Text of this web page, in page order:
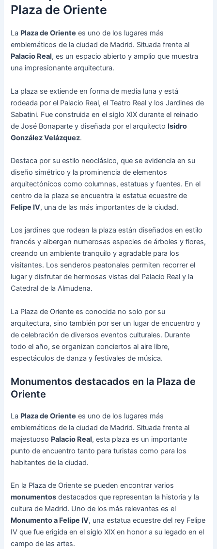
Plaza de Oriente
La Plaza de Oriente es uno de los lugares más
emblemáticos de la ciudad de Madrid. Situada frente al
Palacio Real, es un espacio abierto y amplio que muestra
una impresionante arquitectura.
La plaza se extiende en forma de media luna y está
rodeada por el Palacio Real, el Teatro Real y los Jardines de
Sabatini. Fue construida en el siglo XIX durante el reinado
de José Bonaparte y diseñada por el arquitecto Isidro
González Velázquez.
Destaca por su estilo neoclásico, que se evidencia en su
diseño simétrico y la prominencia de elementos
arquitectónicos como columnas, estatuas y fuentes. En el
centro de la plaza se encuentra la estatua ecuestre de
Felipe IV, una de las más importantes de la ciudad.
Los jardines que rodean la plaza están diseñados en estilo
francés y albergan numerosas especies de árboles y flores,
creando un ambiente tranquilo y agradable para los
visitantes. Los senderos peatonales permiten recorrer el
lugar y disfrutar de hermosas vistas del Palacio Real y la
Catedral de la Almudena.
La Plaza de Oriente es conocida no solo por su
arquitectura, sino también por ser un lugar de encuentro y
de celebración de diversos eventos culturales. Durante
todo el año, se organizan conciertos al aire libre,
espectáculos de danza y festivales de música.
Monumentos destacados en la Plaza de
Oriente
La Plaza de Oriente es uno de los lugares más
emblemáticos de la ciudad de Madrid. Situada frente al
majestuoso Palacio Real, esta plaza es un importante
punto de encuentro tanto para turistas como para los
habitantes de la ciudad.
En la Plaza de Oriente se pueden encontrar varios
monumentos destacados que representan la historia y la
cultura de Madrid. Uno de los más relevantes es el
Monumento a Felipe IV, una estatua ecuestre del rey Felipe
IV que fue erigida en el siglo XIX en honor a su legado en el
campo de las artes.